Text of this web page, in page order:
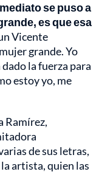
se puso a
es que esa
Vicente
grande. Yo
la fuerza para
estoy yo, me
Ramírez,
de sus letras,
artista, quien las